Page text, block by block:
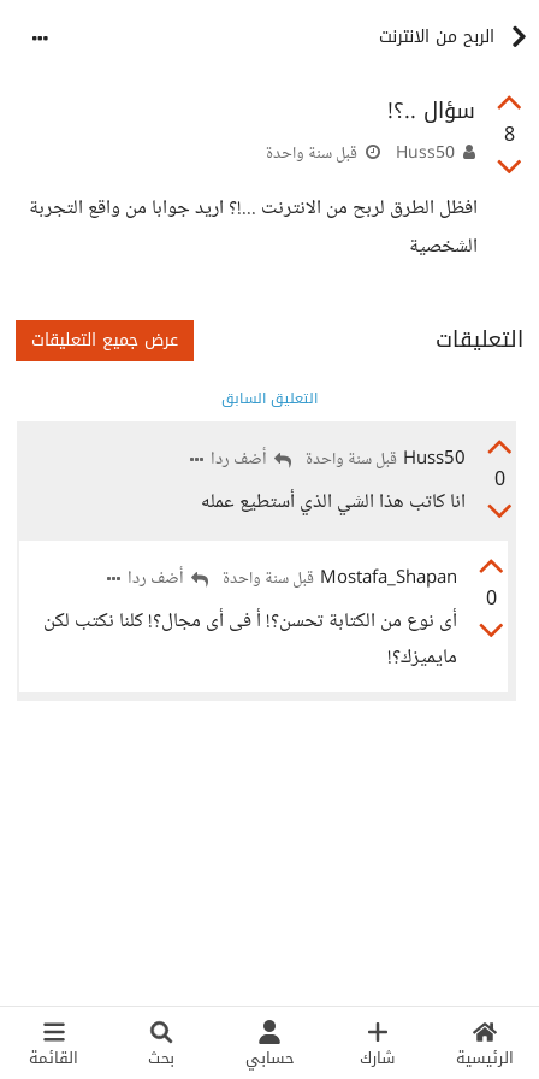
الرئيسية شارك حسابي بحث القائمة
الربح من الانترنت
8
سؤال ..؟!
قبل سنة واحدة
افظل الطرق لربح من الانترنت ...!؟ اريد جوابا من واقع التجربة
الشخصية
التعليقات عرض جميع التعليقات
التعليق السابق
0
Huss50 قبل سنة واحدة أضف ردا
انا كاتب هذا الشي الذي أستطيع عمله
0
Mostafa_Shapan قبل سنة واحدة أضف ردا
أى نوع من الكتابة تحسن؟! أ فى أى مجال؟! كلنا نكتب لكن
مايميزك؟!